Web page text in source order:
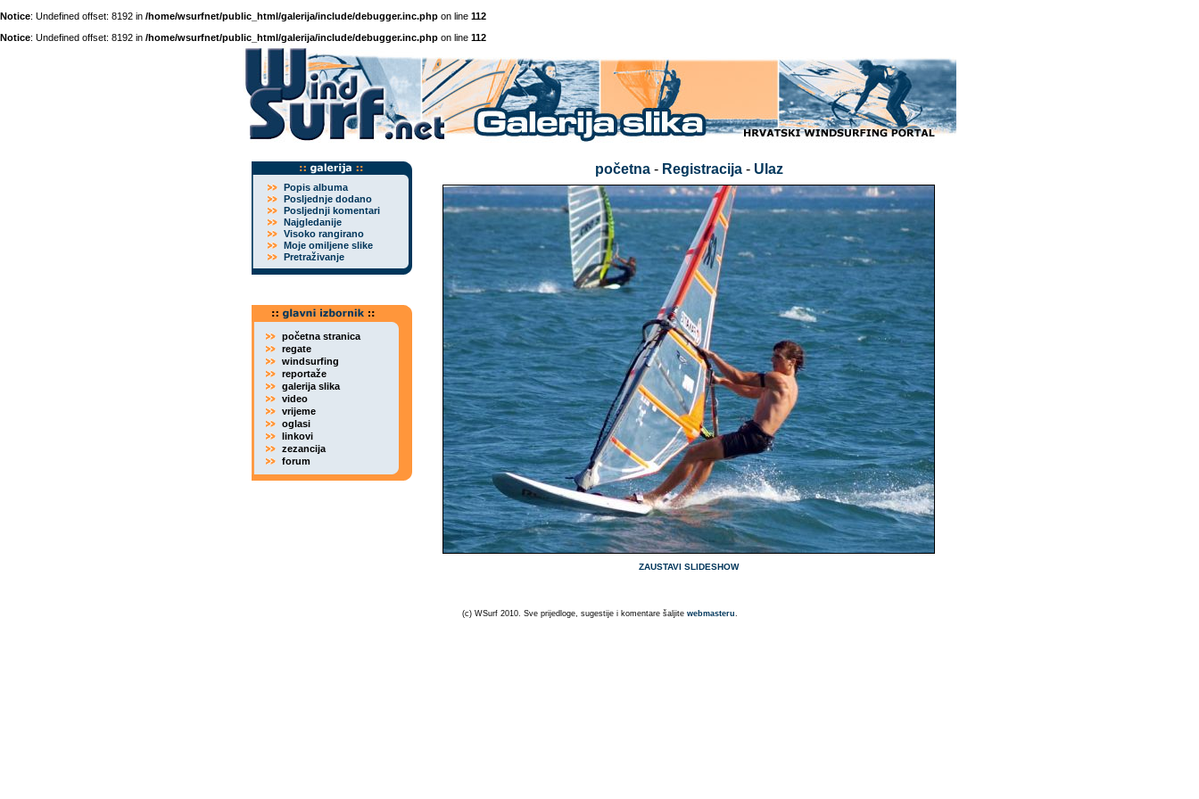
Notice: Undefined offset: 8192 in /home/wsurfnet/public_html/galerija/include/debugger.inc.php on line 112
Notice: Undefined offset: 8192 in /home/wsurfnet/public_html/galerija/include/debugger.inc.php on line 112
Popis albuma
Posljednje dodano
Posljednji komentari
Najgledanije
Visoko rangirano
Moje omiljene slike
Pretraživanje
početna stranica
regate
windsurfing
reportaže
galerija slika
video
vrijeme
oglasi
linkovi
zezancija
forum
početna- Registracija- Ulaz
ZAUSTAVI SLIDESHOW
(c) WSurf 2010. Sve prijedloge, sugestije i komentare šaljite webmasteru